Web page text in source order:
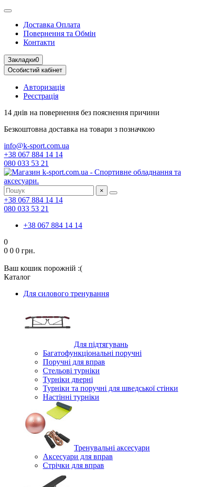
Доставка Оплата
Повернення та Обмін
Контакти
Закладки0
Особистий кабінет
Авторизація
Реєстрація
14 днів на повернення без пояснення причини
Безкоштовна доставка на товари з позначкою
info@k-sport.com.ua
+38 067 884 14 14
080 033 53 21
×
+38 067 884 14 14
080 033 53 21
+38 067 884 14 14
0
0 0 0 грн.
Ваш кошик порожній :(
Каталог
Для силового тренування
Для підтягувань
Багатофункціональні поручні
Поручні для вправ
Стельові турніки
Турніки дверні
Турніки та поручні для шведської стінки
Настінні турніки
Тренувальні аксесуари
Аксесуари для вправ
Стрічки для вправ